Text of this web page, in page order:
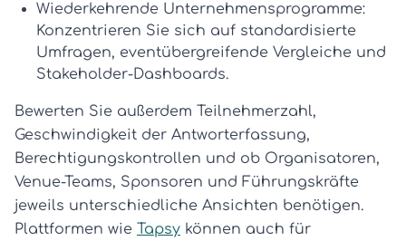
Wiederkehrende Unternehmensprogramme:
Konzentrieren Sie sich auf standardisierte
Umfragen, eventübergreifende Vergleiche und
Stakeholder-Dashboards.
Bewerten Sie außerdem Teilnehmerzahl,
Geschwindigkeit der Antworterfassung,
Berechtigungskontrollen und ob Organisatoren,
Venue-Teams, Sponsoren und Führungskräfte
jeweils unterschiedliche Ansichten benötigen.
Plattformen wie Tapsy können auch für